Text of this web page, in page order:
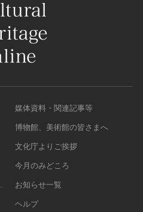
媒体資料・関連記事等
博物館、美術館の皆さまへ
文化庁よりご挨拶
今月のみどころ
お知らせ一覧
ヘルプ